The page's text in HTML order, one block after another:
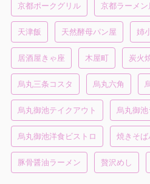
京都ポークグリル 京都ラーメン
天津飯 天然酵母パン屋 姉
居酒屋きゃ座 木屋町 炭火
烏丸三条コスタ 烏丸六角
烏丸御池テイクアウト 烏丸御池
烏丸御池洋食ビストロ 焼きそば
豚骨醤油ラーメン 贅沢めし